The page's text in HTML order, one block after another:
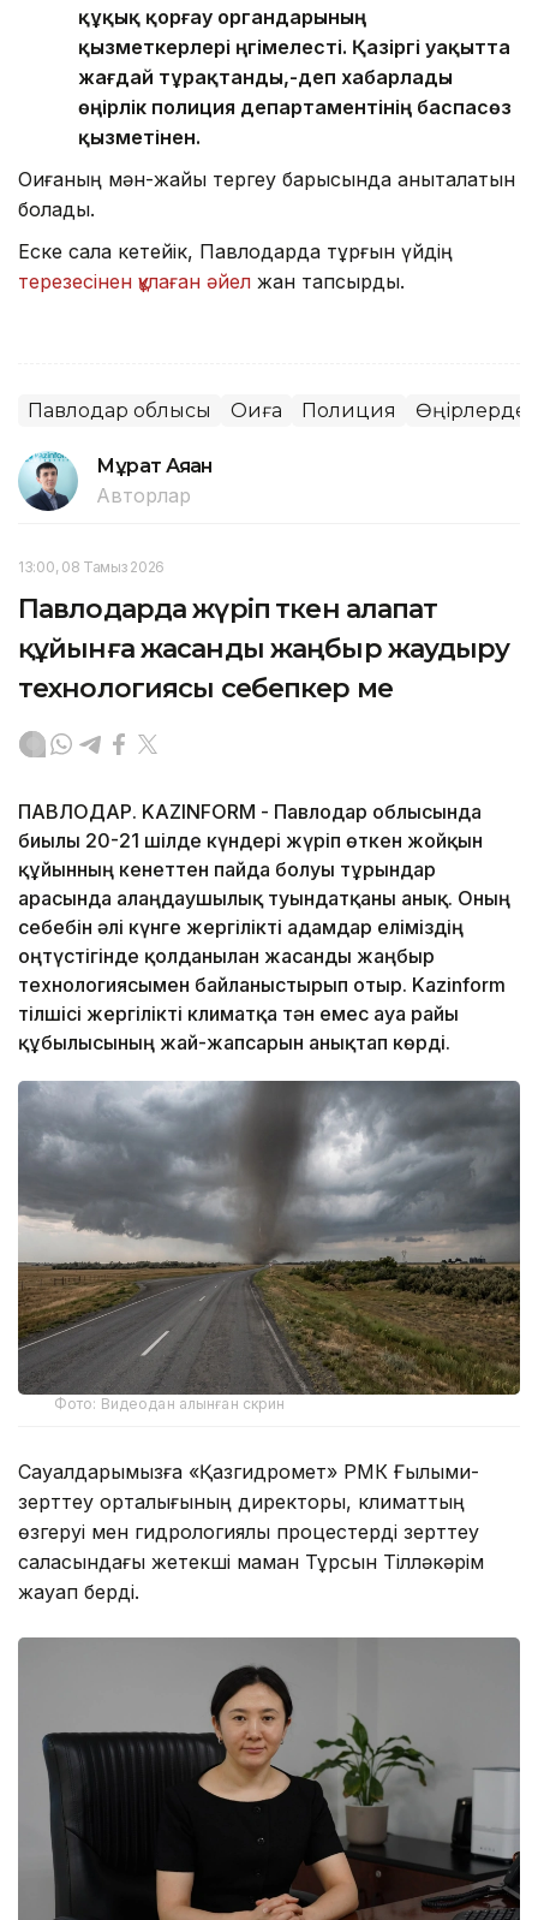
құқық қорғау органдарының
қызметкерлері әңгімелесті. Қазіргі уақытта
жағдай тұрақтанды,-деп хабарлады
өңірлік полиция департаментінің баспасөз
қызметінен.
Оқиғаның мән-жайы тергеу барысында анықталатын
болады.
Еске сала кетейік, Павлодарда тұрғын үйдің
терезесінен құлаған әйел жан тапсырды.
Павлодар облысы Оқиға Полиция
Мұрат Аяған
Авторлар
13:00, 08 Тамыз 2026
Павлодарда жүріп өткен алапат
құйынға жасанды жаңбыр жаудыру
технологиясы себепкер ме
ПАВЛОДАР. KAZINFORM - Павлодар облысында
биылғы 20-21 шілде күндері жүріп өткен жойқын
құйынның кенеттен пайда болуы тұрғындар
арасында алаңдаушылық туындатқаны анық. Оның
себебін әлі күнге жергілікті адамдар еліміздің
оңтүстігінде қолданылған жасанды жаңбыр
технологиясымен байланыстырып отыр. Kazinform
тілшісі жергілікті климатқа тән емес ауа райы
құбылысының жай-жапсарын анықтап көрді.
Фото: Видеодан алынған скрин
Сауалдарымызға «Қазгидромет» РМК Ғылыми-
зерттеу орталығының директоры, климаттың
өзгеруі мен гидрологиялық процестерді зерттеу
саласындағы жетекші маман Тұрсын Тілләкәрім
жауап берді.